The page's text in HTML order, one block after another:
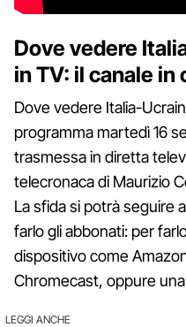
Dove vedere
in TV: il canale in
Dove vedere Italia-
programma martedì 16
trasmessa in diretta
telecronaca di Maurizio
La sfida si potrà seguire
farlo gli abbonati: per
dispositivo come
Chromecast, oppure
LEGGI ANCHE